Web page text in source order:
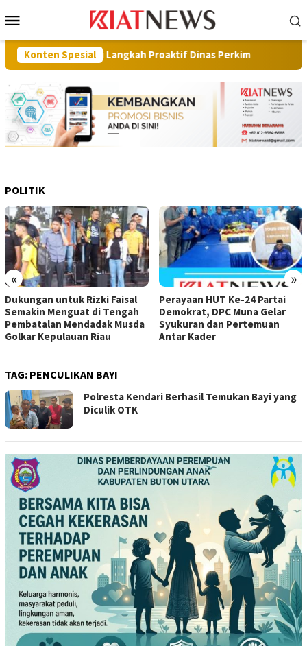
ke
Mobile
Konten Spesial
Apresiasi Langkah Proaktif Dinas Perkim Pilot Project,
POLITIK
« »
Dukungan untuk Rizki Faisal
Semakin Menguat di Tengah
Pembatalan Mendadak Musda
Golkar Kepulauan Riau
Perayaan HUT Ke-24 Partai
Demokrat, DPC Muna Gelar
Syukuran dan Pertemuan
Antar Kader
TAG: PENCULIKAN BAYI
Polresta Kendari Berhasil Temukan Bayi yang
Diculik OTK